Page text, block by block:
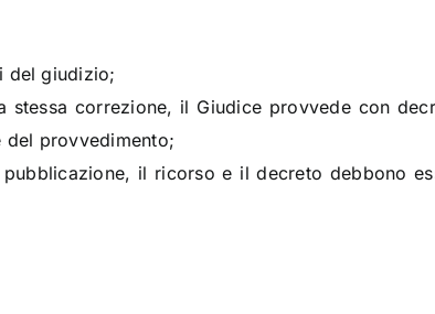
del giudizio;
stessa correzione, il Giudice provvede con
del provvedimento;
il ricorso e il decreto debbono